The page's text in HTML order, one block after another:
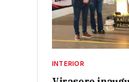
INTERIOR